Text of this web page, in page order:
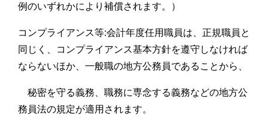
例のいずれかにより補償されます。）
コンプライアンス等:会計年度任用職員は、正規職員と
同じく、コンプライアンス基本方針を遵守しなければ
ならないほか、一般職の地方公務員であることから、
秘密を守る義務、職務に専念する義務などの地方公
務員法の規定が適用されます。